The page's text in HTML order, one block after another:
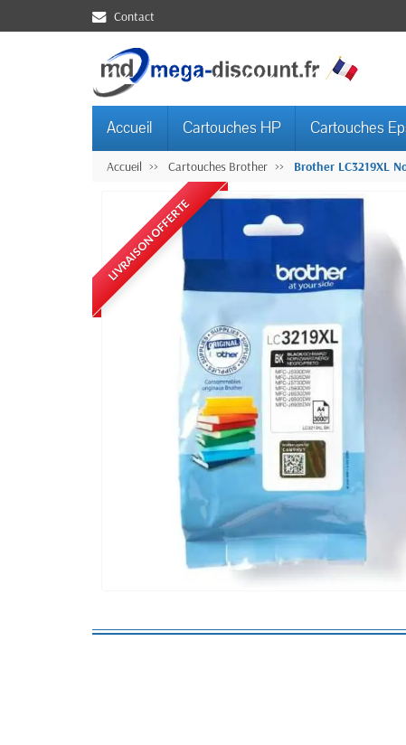
Contact
Accueil Cartouches HP Cartouches
Accueil Cartouches Brother Brother LC3219XL
LIVRAISON OFFERTE